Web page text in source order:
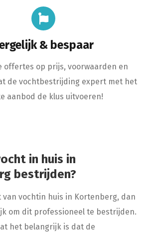
& bespaar
offertes op prijs, voorwaarden en
de vochtbestrijding expert met het
aanbod de klus uitvoeren!
in huis in
bestrijden?
van vochtin huis in Kortenberg, dan
om dit professioneel te bestrijden.
het belangrijk is dat de